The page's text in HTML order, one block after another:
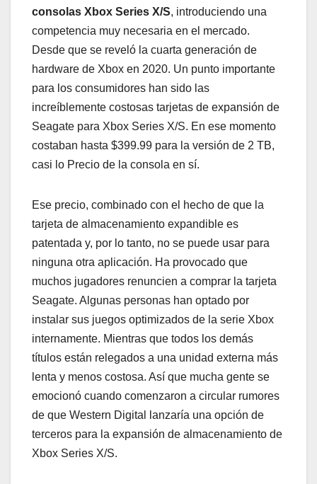
consolas Xbox Series X/S, introduciendo una
competencia muy necesaria en el mercado.
Desde que se reveló la cuarta generación de
hardware de Xbox en 2020. Un punto importante
para los consumidores han sido las
increíblemente costosas tarjetas de expansión de
Seagate para Xbox Series X/S. En ese momento
costaban hasta $399.99 para la versión de 2 TB,
casi lo Precio de la consola en sí.
Ese precio, combinado con el hecho de que la
tarjeta de almacenamiento expandible es
patentada y, por lo tanto, no se puede usar para
ninguna otra aplicación. Ha provocado que
muchos jugadores renuncien a comprar la tarjeta
Seagate. Algunas personas han optado por
instalar sus juegos optimizados de la serie Xbox
internamente. Mientras que todos los demás
títulos están relegados a una unidad externa más
lenta y menos costosa. Así que mucha gente se
emocionó cuando comenzaron a circular rumores
de que Western Digital lanzaría una opción de
terceros para la expansión de almacenamiento de
Xbox Series X/S.